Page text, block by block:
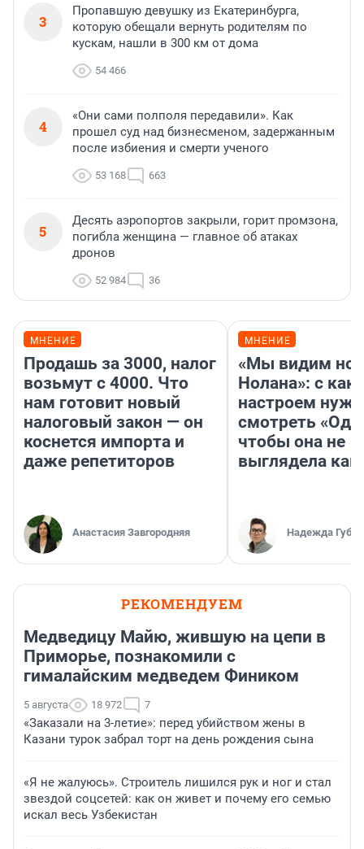
3
Пропавшую девушку из Екатеринбурга,
которую обещали вернуть родителям по
кускам, нашли в 300 км от дома
54 466
4
«Они сами полполя передавили». Как
прошел суд над бизнесменом, задержанным
после избиения и смерти ученого
53 168 663
5
Десять аэропортов закрыли, горит промзона,
погибла женщина — главное об атаках
дронов
52 984 36
МНЕНИЕ
Продашь за 3000, налог
возьмут с 4000. Что
нам готовит новый
налоговый закон — он
коснется импорта и
даже репетиторов
Анастасия Завгородняя
МНЕНИЕ
«Мы видим
Нолана»: с
настроем
смотреть
чтобы она не
выглядела как
Надежда
РЕКОМЕНДУЕМ
Медведицу Майю, жившую на цепи в
Приморье, познакомили с
гималайским медведем Фиником
5 августа 18 972 7
«Заказали на 3-летие»: перед убийством жены в
Казани турок забрал торт на день рождения сына
«Я не жалуюсь». Строитель лишился рук и ног и стал
звездой соцсетей: как он живет и почему его семью
искал весь Узбекистан